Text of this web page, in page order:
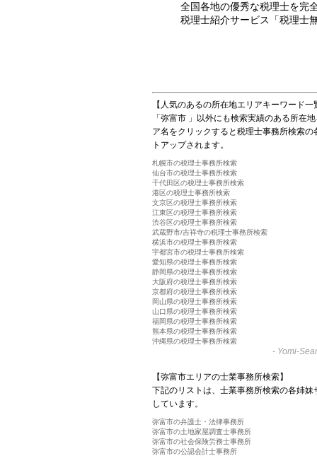
全国各地の優秀な税理士を完
税理士紹介サービス「税理士
【人気のあるの所在地エリアキーワード一
「弥富市 」以外にも検索実績のある所在
ア名をクリックすると税理士事務所検索
トアップされます。
札幌市の税理士事務所検索
仙台市の税理士事務所検索
千代田区の税理士事務所検索
港区の税理士事務所検索
文京区の税理士事務所検索
江東区の税理士事務所検索
渋谷区の税理士事務所検索
武蔵野市/吉祥寺の税理士事務所検索
横浜市の税理士事務所検索
宇都宮市の税理士事務所検索
愛知県の税理士事務所検索
静岡県の税理士事務所検索
大阪府の税理士事務所検索
京都府の税理士事務所検索
岡山県の税理士事務所検索
山口県の税理士事務所検索
福岡県の税理士事務所検索
熊本県の税理士事務所検索
沖縄県の税理士事務所検索
- Yomi-
【弥富市エリアの士業事務所検索】
下記のリストは、士業事務所検索の各姉
しています。
弥富市の弁護士・法律事務所
弥富市の土地家屋調査士事務所
弥富市の社会保険労務士事務所
弥富市の公認会計士事務所